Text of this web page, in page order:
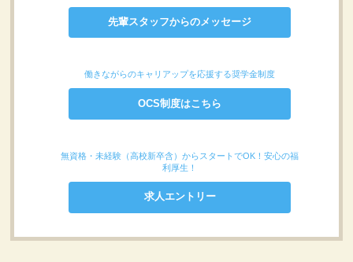
先輩スタッフからのメッセージ
働きながらのキャリアップを応援する奨学金制度
OCS制度はこちら
無資格・未経験（高校新卒含）からスタートでOK！安心の福
利厚生！
求人エントリー